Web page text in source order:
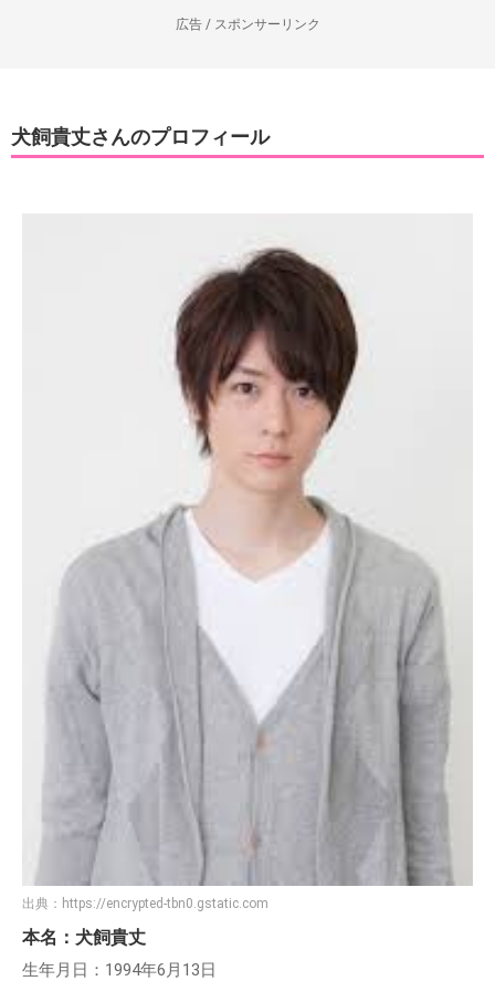
広告 / スポンサーリンク
犬飼貴丈さんのプロフィール
出典： https://encrypted-tbn0.gstatic.com
本名：犬飼貴丈
生年月日：1994年6月13日